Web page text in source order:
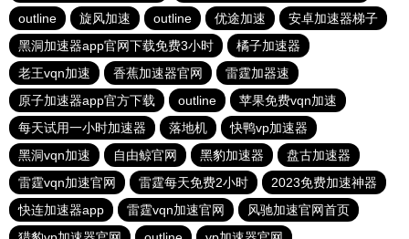
outline
旋风加速 outline 优途加速
安卓加速器梯子
黑洞加速器app官网下载免费3小时
橘子加速器
老王vqn加速
香蕉加速器官网
雷霆加器速
原子加速器app官方下载
outline
苹果免费vqn加速
每天试用一小时加速器
落地机
快鸭vp加速器
黑洞vqn加速
自由鲸官网 黑豹加速器
盘古加速器
雷霆vqn加速官网
雷霆每天免费2小时
2023免费加速神器
快连加速器app
雷霆vqn加速官网
风驰加速官网首页